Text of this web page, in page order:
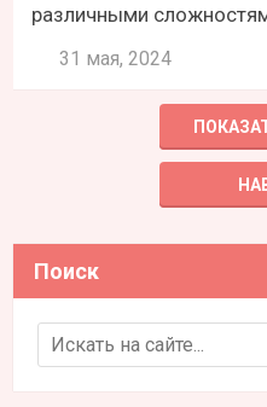
различными
31 мая, 2024
Поиск
Search for: